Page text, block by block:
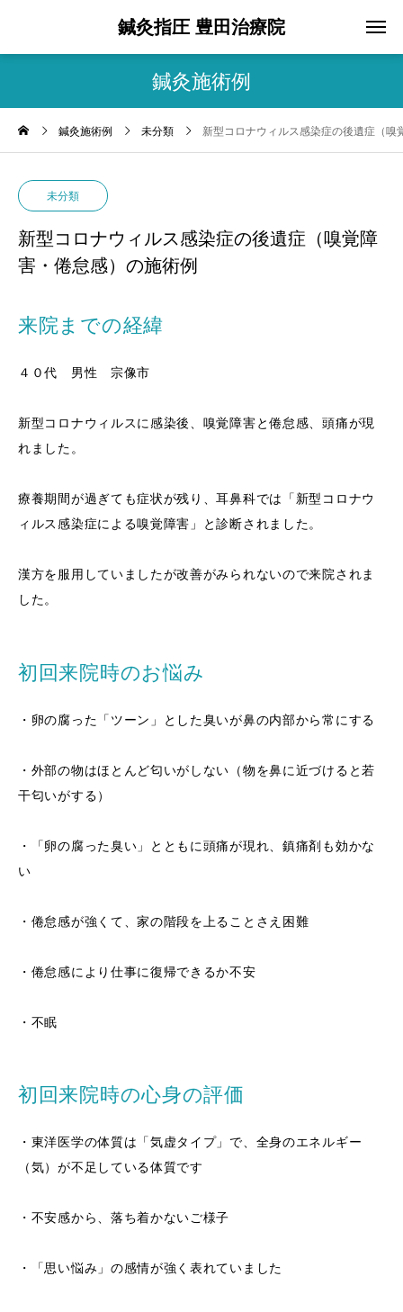
鍼灸指圧 豊田治療院
鍼灸施術例
鍼灸施術例 未分類 新型コロナウィルス感染症の後遺症（嗅
未分類
新型コロナウィルス感染症の後遺症（嗅覚障
害・倦怠感）の施術例
来院までの経緯
４０代 男性 宗像市
新型コロナウィルスに感染後、嗅覚障害と倦怠感、頭痛が現
れました。
療養期間が過ぎても症状が残り、耳鼻科では「新型コロナウ
ィルス感染症による嗅覚障害」と診断されました。
漢方を服用していましたが改善がみられないので来院されま
した。
初回来院時のお悩み
・卵の腐った「ツーン」とした臭いが鼻の内部から常にする
・外部の物はほとんど匂いがしない（物を鼻に近づけると若
干匂いがする）
・「卵の腐った臭い」とともに頭痛が現れ、鎮痛剤も効かな
い
・倦怠感が強くて、家の階段を上ることさえ困難
・倦怠感により仕事に復帰できるか不安
・不眠
初回来院時の心身の評価
・東洋医学の体質は「気虚タイプ」で、全身のエネルギー
（気）が不足している体質です
・不安感から、落ち着かないご様子
・「思い悩み」の感情が強く表れていました